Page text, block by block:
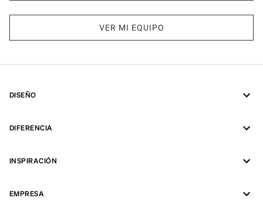
VER MI EQUIPO
DISEÑO
DIFERENCIA
INSPIRACIÓN
EMPRESA